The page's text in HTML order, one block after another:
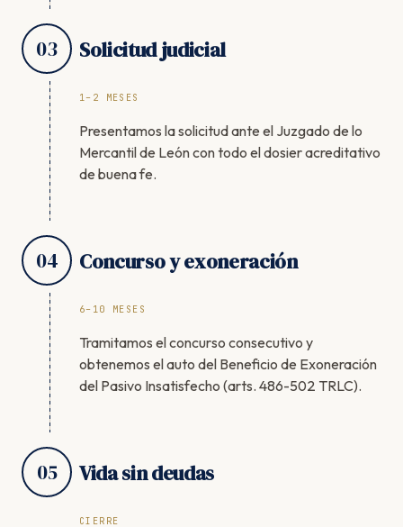
03 Solicitud judicial
1–2 MESES
Presentamos la solicitud ante el Juzgado de lo
Mercantil de León con todo el dosier acreditativo
de buena fe.
04 Concurso y exoneración
6–10 MESES
Tramitamos el concurso consecutivo y
obtenemos el auto del Beneficio de Exoneración
del Pasivo Insatisfecho (arts. 486-502 TRLC).
05 Vida sin deudas
CIERRE